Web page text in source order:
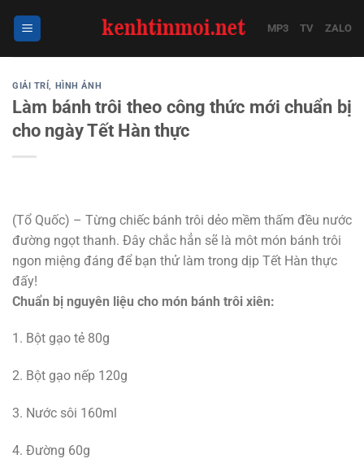
MP3 TV ZALO
GIẢI TRÍ, HÌNH ẢNH
Làm bánh trôi theo công thức mới chuẩn bị
cho ngày Tết Hàn thực
(Tổ Quốc) – Từng chiếc bánh trôi dẻo mềm thấm đều nước
đường ngọt thanh. Đây chắc hẳn sẽ là môt món bánh trôi
ngon miệng đáng để bạn thử làm trong dịp Tết Hàn thực
đấy!
Chuẩn bị nguyên liệu cho món bánh trôi xiên:
1. Bột gạo tẻ 80g
2. Bột gạo nếp 120g
3. Nước sôi 160ml
4. Đường 60g